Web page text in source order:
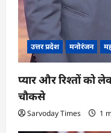
उत्तर प्रदेश मनोरंजन
प्यार और रिश्तों को
चौकसे
Sarvoday Times 1